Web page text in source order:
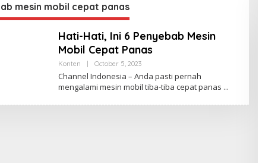
mesin mobil cepat panas
Hati-Hati, Ini 6 Penyebab Mesin
Mobil Cepat Panas
Konten October 5, 2023B
P
E
U
Channel Indonesia – Anda pasti pernah
mengalami mesin mobil tiba-tiba cepat panas